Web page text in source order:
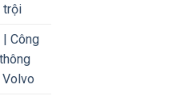
trội
| Công